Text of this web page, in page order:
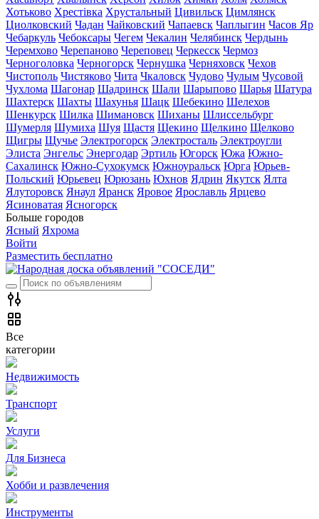
Хотьково Хрестівка Хрустальный Цивильск Цимлянск
Циолковский Чадан Чайковский Чапаевск Чаплыгин Часов Яр
Чебаркуль Чебоксары Чегем Чекалин Челябинск Чердынь
Черемхово Черепаново Череповец Черкесск Чермоз
Черноголовка Черногорск Чернушка Черняховск Чехов
Чистополь Чистяково Чита Чкаловск Чудово Чулым Чусовой
Чухлома Шагонар Шадринск Шали Шарыпово Шарья Шатура
Шахтерск Шахты Шахунья Шацк Шебекино Шелехов
Шенкурск Шилка Шимановск Шиханы Шлиссельбург
Шумерля Шумиха Шуя Щастя Щекино Щелкино Щелково
Щигры Щучье Электрогорск Электросталь Электроугли
Элиста Энгельс Энергодар Эртиль Югорск Южа Южно-
Сахалинск Южно-Сухокумск Южноуральск Юрга Юрьев-
Польский Юрьевец Юрюзань Юхнов Ядрин Якутск Ялта
Ялуторовск Янаул Яранск Яровое Ярославль Ярцево
Ясиноватая Ясногорск
Больше городов
Ясный Яхрома
Войти
Разместить бесплатно
Все
категории
Недвижимость
Транспорт
Услуги
Для Бизнеса
Хобби и развлечения
Инструменты